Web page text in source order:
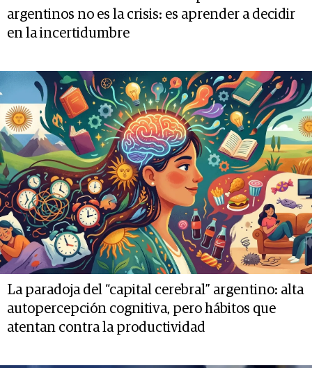
argentinos no es la crisis: es aprender a decidir
en la incertidumbre
La paradoja del “capital cerebral” argentino: alta
autopercepción cognitiva, pero hábitos que
atentan contra la productividad